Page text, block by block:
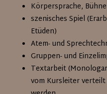
Körpersprache,
szenisches Spiel
Etüden)
Atem- und
Gruppen- und
Textarbeit
vom Kursleiter